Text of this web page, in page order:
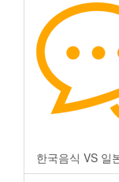
한국음식 VS 일